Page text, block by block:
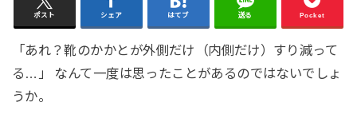
ポスト シェア はてブ 送る Pocket
「あれ？靴のかかとが外側だけ（内側だけ）すり減って
る…」 なんて一度は思ったことがあるのではないでしょ
うか。